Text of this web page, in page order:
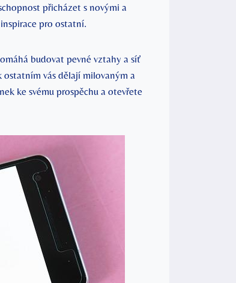
přicházet s novými a
pro ostatní.
budovat pevné vztahy a síť
vás dělají milovaným a
ke svému prospěchu a otevřete